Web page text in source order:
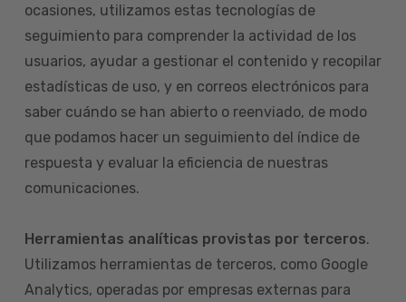
ocasiones, utilizamos estas tecnologías de
seguimiento para comprender la actividad de los
usuarios, ayudar a gestionar el contenido y recopilar
estadísticas de uso, y en correos electrónicos para
saber cuándo se han abierto o reenviado, de modo
que podamos hacer un seguimiento del índice de
respuesta y evaluar la eficiencia de nuestras
comunicaciones.
Herramientas analíticas provistas por terceros.
Utilizamos herramientas de terceros, como Google
Analytics, operadas por empresas externas para